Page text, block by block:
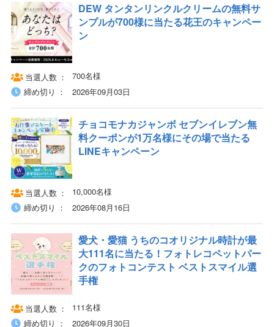
DEW タンタンリンクルクリームの無料サ
ンプルが700様に当たる花王のキャンペー
ン
当選人数
700名様
締め切り
2026年09月03日
チョコモナカジャンボ セブンイレブン無
料クーポンが1万名様にその場で当たる
LINEキャンペーン
当選人数
10,000名様
締め切り
2026年08月16日
愛犬・愛猫 うちのコオリジナル時計が最
大111名に当たる！フォトレコペットパー
クのフォトコンテスト ベストスマイル選
手権
当選人数
111名様
締め切り
2026年09月30日